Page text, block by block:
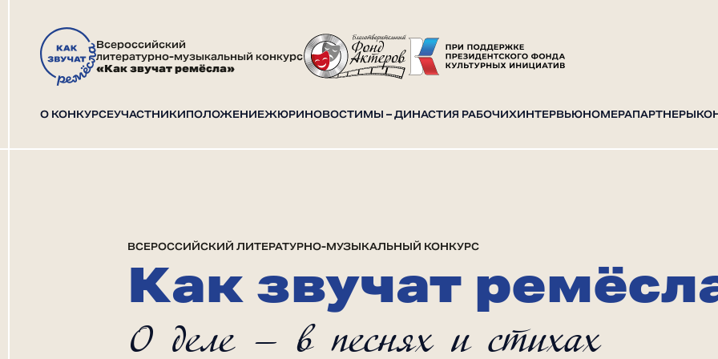
Всероссийский
литературно-музыкальный конкурс
«Как звучат ремёсла»
О КОНКУРСЕУЧАСТНИКИПОЛОЖЕНИЕЖЮРИНОВОСТИМЫ – ДИНАСТИЯ РАБОЧИХИНТЕРВЬЮНОМЕРАПАРТНЕРЫ
ВСЕРОССИЙСКИЙ ЛИТЕРАТУРНО-МУЗЫКАЛЬНЫЙ КОНКУРС
Как звучат
О деле — в песнях и стихах